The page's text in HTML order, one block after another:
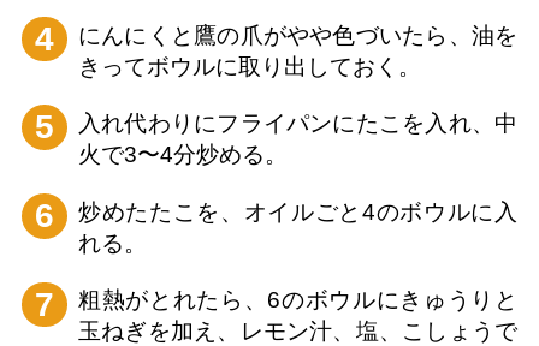
4
にんにくと鷹の爪がやや色づいたら、油を
きってボウルに取り出しておく。
5
入れ代わりにフライパンにたこを入れ、中
火で3〜4分炒める。
6
炒めたたこを、オイルごと4のボウルに入
れる。
7
粗熱がとれたら、6のボウルにきゅうりと
玉ねぎを加え、レモン汁、塩、こしょうで